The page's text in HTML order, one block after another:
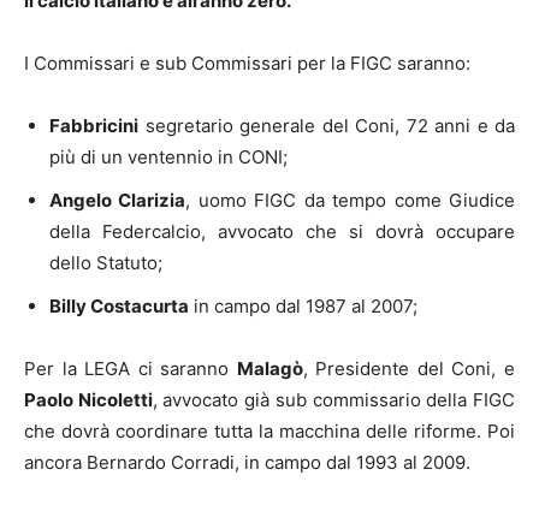
I Commissari e sub Commissari per la FIGC saranno:
Fabbricini segretario generale del Coni, 72 anni e da
più di un ventennio in CONI;
Angelo Clarizia, uomo FIGC da tempo come Giudice
della Federcalcio, avvocato che si dovrà occupare
dello Statuto;
Billy Costacurta in campo dal 1987 al 2007;
Per la LEGA ci saranno Malagò, Presidente del Coni, e
Paolo Nicoletti, avvocato già sub commissario della FIGC
che dovrà coordinare tutta la macchina delle riforme. Poi
ancora Bernardo Corradi, in campo dal 1993 al 2009.